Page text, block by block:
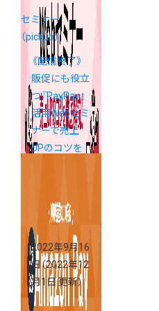
セミナー
（pickup）
《配信終了》
販促にも役立
つ『PayPay』
活用Webセミ
ナーで売上
UPのコツを
2022年9月16
日 （2022年12
月1日 更新）